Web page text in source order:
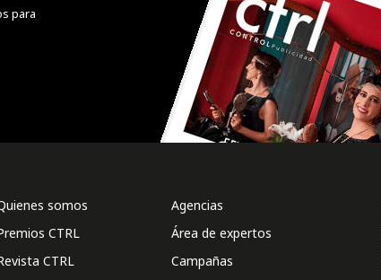
para
somos
CTRL
CTRL
Agencias
Área de expertos
Campañas